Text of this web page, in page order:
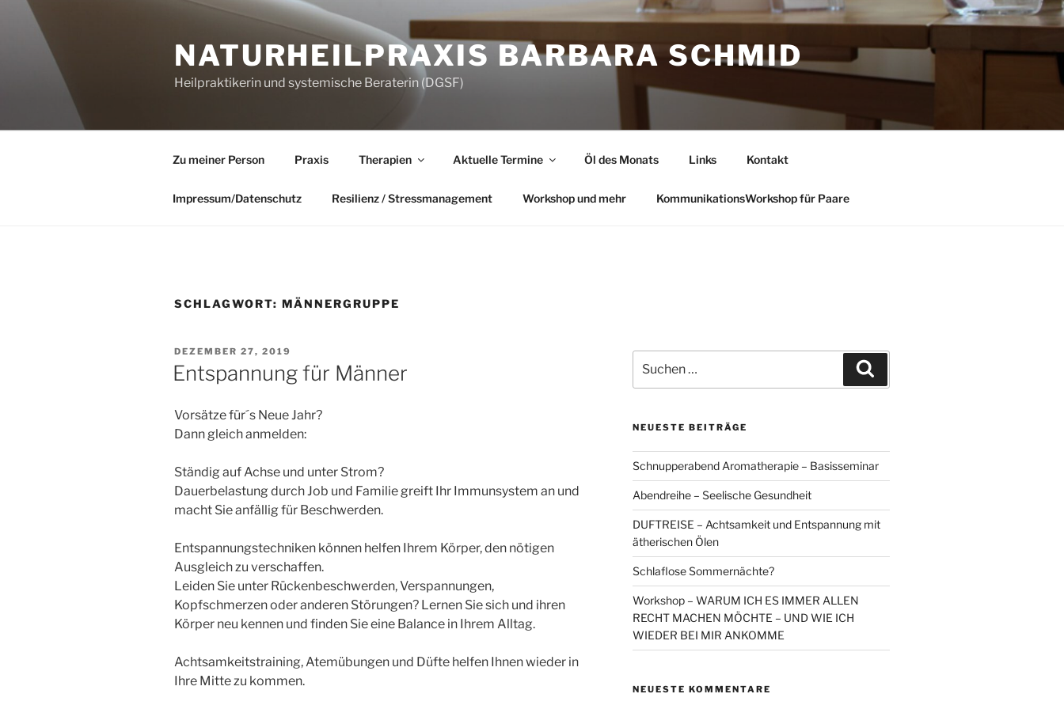
springen
NATURHEILPRAXIS BARBARA SCHMID
Heilpraktikerin und systemische Beraterin (DGSF)
Zu meiner Person Praxis Therapien Aktuelle Termine Öl des Monats Links Kontakt
Impressum/Datenschutz Resilienz / Stressmanagement Workshop und mehr KommunikationsWorkshop für Paare
SCHLAGWORT: MÄNNERGRUPPE
VERÖFFENTLICHT
AM
DEZEMBER 27, 2019
Entspannung für Männer
Vorsätze für´s Neue Jahr?
Dann gleich anmelden:
Ständig auf Achse und unter Strom?
Dauerbelastung durch Job und Familie greift Ihr Immunsystem an und
macht Sie anfällig für Beschwerden.
Entspannungstechniken können helfen Ihrem Körper, den nötigen
Ausgleich zu verschaffen.
Leiden Sie unter Rückenbeschwerden, Verspannungen,
Kopfschmerzen oder anderen Störungen? Lernen Sie sich und ihren
Körper neu kennen und finden Sie eine Balance in Ihrem Alltag.
Achtsamkeitstraining, Atemübungen und Düfte helfen Ihnen wieder in
Ihre Mitte zu kommen.
nach:
NEUESTE BEITRÄGE
Schnupperabend Aromatherapie – Basisseminar
Abendreihe – Seelische Gesundheit
DUFTREISE – Achtsamkeit und Entspannung mit
ätherischen Ölen
Schlaflose Sommernächte?
Workshop – WARUM ICH ES IMMER ALLEN
RECHT MACHEN MÖCHTE – UND WIE ICH
WIEDER BEI MIR ANKOMME
NEUESTE KOMMENTARE